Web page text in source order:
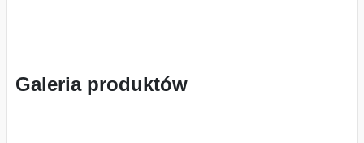
Galeria produktów